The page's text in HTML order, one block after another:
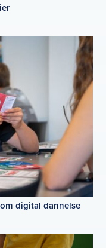
digital dannelse